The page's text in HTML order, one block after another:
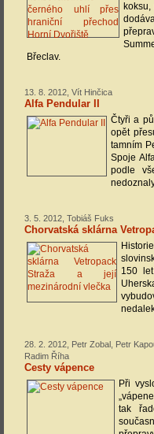
Břeclav.
13. 8. 2012, Vít Hinčica
Alfa Pendular II
Čtyři a
opět
tamním
Spoje
podle
3. 5. 2012, Tobiáš Fuks
Chorvatská sklárna
150
28. 2. 2012, Petr Zobal, Petr
Radim Říha
Cesty vápence
Při
tak